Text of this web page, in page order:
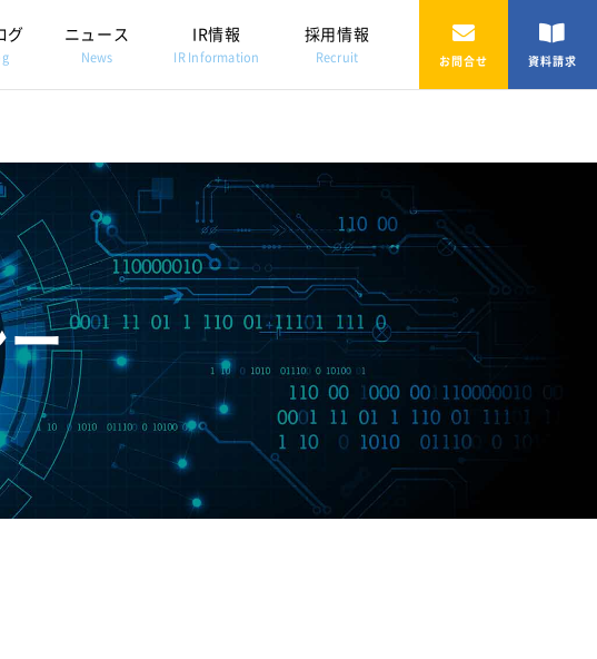
グ ニュース
News
IR情報
IR Information
採用情報
Recruit お問合せ 資料請求